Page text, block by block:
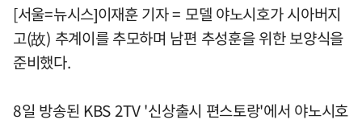
[서울=뉴시스]이재훈 기자 = 모델 야노시호가 시아버지
고(故) 추계이를 추모하며 남편 추성훈을 위한 보양식을
준비했다.
8일 방송된 KBS 2TV '신상출시 편스토랑'에서 야노시호